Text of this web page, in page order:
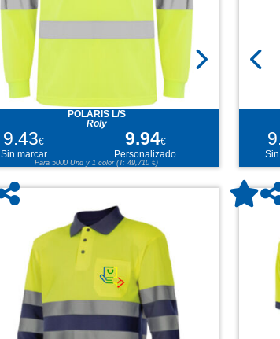
POLARIS L/S
Roly
9.43€ 9.94€
Sin marcar
Personalizado
Para 5000 Und y 1 color (T: 49,710 €)